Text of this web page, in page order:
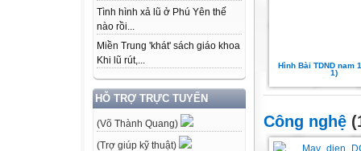
Tình hình xả lũ ở Phú Yên thế
nào rồi...
Miền Trung 'khát' sách giáo khoa
Khi lũ rút,...
HỖ TRỢ TRỰC TUYẾN
(Võ Thành Quang)
(Trợ giúp kỹ thuật)
Hình Bài TDND nam
1)
Công nghệ